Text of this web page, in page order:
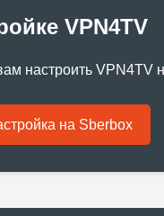
VPN4TV
настроить VPN4TV
на Sberbox